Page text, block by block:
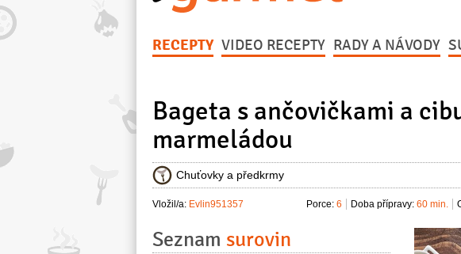
RECEPTY VIDEO RECEPTY RADY A NÁVODY
Bageta s ančovičkami a
marmeládou
Chuťovky a předkrmy
Vložil/a: Evlin951357 Doba přípravy: 60 min.
Porce: 6
Seznam surovin